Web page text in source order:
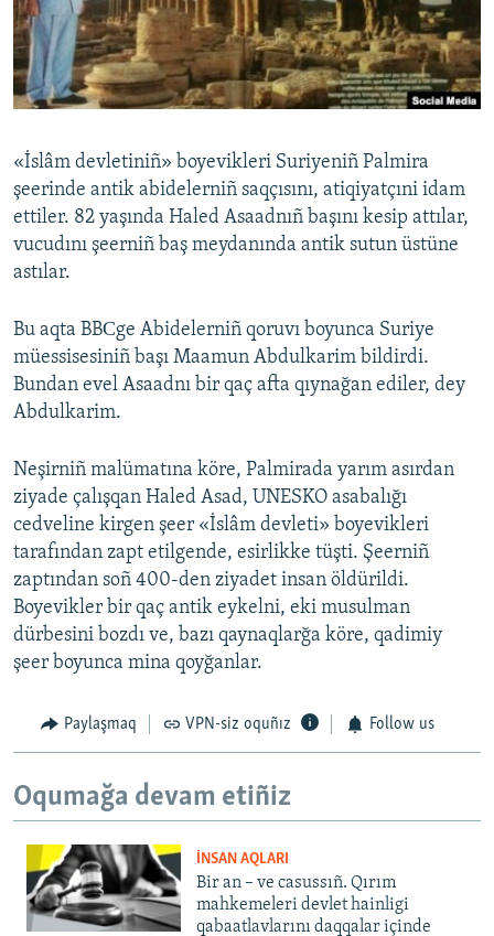
Русский
Українською
RFE/RS bütün saytları
«İslâm devletiniñ» boyevikleri Suriyeniñ Palmira
şeerinde antik abidelerniñ saqçısını, atiqiyatçıni idam
ettiler. 82 yaşında Haled Asaadnıñ başını kesip attılar,
vucudını şeerniñ baş meydanında antik sutun üstüne
astılar.
Bu aqta BBСge Abidelerniñ qoruvı boyunca Suriye
müessisesiniñ başı Maamun Abdulkarim bildirdi.
Bundan evel Asaadnı bir qaç afta qıynağan ediler, dey
Abdulkarim.
Neşirniñ malümatına köre, Palmirada yarım asırdan
ziyade çalışqan Haled Asad, UNESKO asabalığı
cedveline kirgen şeer «İslâm devleti» boyevikleri
tarafından zapt etilgende, esirlikke tüşti. Şeerniñ
zaptından soñ 400-den ziyadet insan öldürildi.
Boyevikler bir qaç antik eykelni, eki musulman
dürbesini bozdı ve, bazı qaynaqlarğa köre, qadimiy
şeer boyunca mina qoyğanlar.
Paylaşmaq VPN-siz oquñız Follow us
Oqumağa devam etiñiz
İNSAN AQLARI
Bir an – ve casussıñ. Qırım
mahkemeleri devlet hainligi
qabaatlavlarını daqqalar içinde